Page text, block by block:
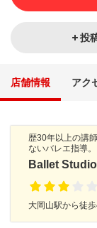
投
店舗情報 アク
歴30年以上の講
ないバレエ指導。
Ballet
大岡山駅から徒